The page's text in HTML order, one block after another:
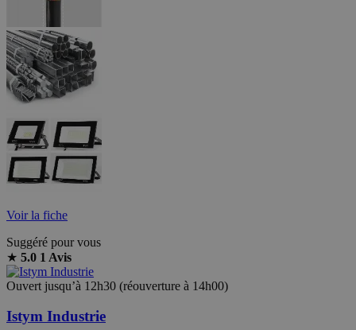
Voir la fiche
Suggéré pour vous
★ 5.0 1 Avis
Ouvert jusqu’à 12h30 (réouverture à 14h00)
Istym Industrie